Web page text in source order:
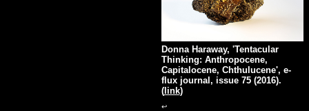
Donna Haraway, 'Tentacular
Thinking: Anthropocene,
Capitalocene, Chthulucene', e-
flux journal, issue 75 (2016).
(link)
↩